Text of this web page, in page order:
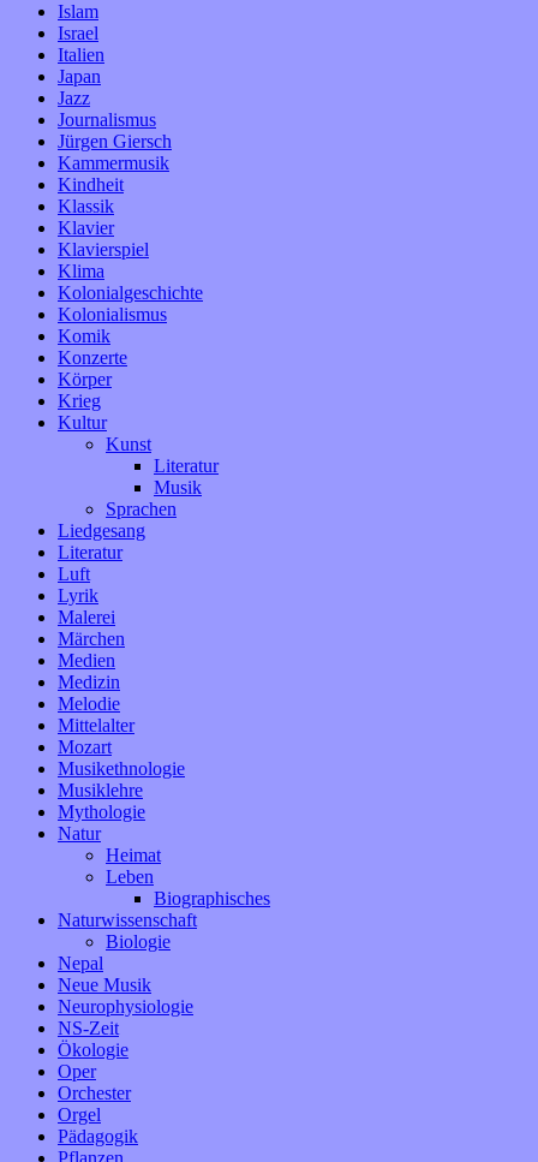
Islam
Israel
Italien
Japan
Jazz
Journalismus
Jürgen Giersch
Kammermusik
Kindheit
Klassik
Klavier
Klavierspiel
Klima
Kolonialgeschichte
Kolonialismus
Komik
Konzerte
Körper
Krieg
Kultur
Kunst
Literatur
Musik
Sprachen
Liedgesang
Literatur
Luft
Lyrik
Malerei
Märchen
Medien
Medizin
Melodie
Mittelalter
Mozart
Musikethnologie
Musiklehre
Mythologie
Natur
Heimat
Leben
Biographisches
Naturwissenschaft
Biologie
Nepal
Neue Musik
Neurophysiologie
NS-Zeit
Ökologie
Oper
Orchester
Orgel
Pädagogik
Pflanzen